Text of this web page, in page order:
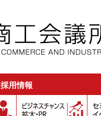
採用情報